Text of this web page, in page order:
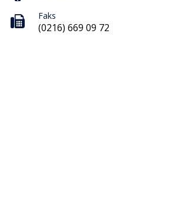
Faks
(0216) 669 09 72